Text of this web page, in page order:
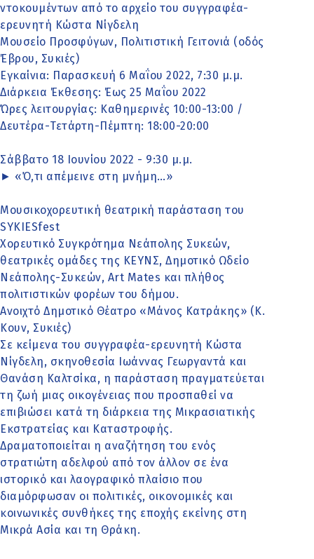
ντοκουμέντων από το αρχείο του συγγραφέα-
ερευνητή Κώστα Νίγδελη
Μουσείο Προσφύγων, Πολιτιστική Γειτονιά (οδός
Έβρου, Συκιές)
Εγκαίνια: Παρασκευή 6 Μαΐου 2022, 7:30 μ.μ.
Διάρκεια Έκθεσης: Έως 25 Μαΐου 2022
Ώρες λειτουργίας: Καθημερινές 10:00-13:00 /
Δευτέρα-Τετάρτη-Πέμπτη: 18:00-20:00
Σάββατο 18 Ιουνίου 2022 - 9:30 μ.μ.
► «Ό,τι απέμεινε στη μνήμη…»
Μουσικοχορευτική θεατρική παράσταση του
SYKIESfest
Χορευτικό Συγκρότημα Νεάπολης Συκεών,
θεατρικές ομάδες της ΚΕΥΝΣ, Δημοτικό Ωδείο
Νεάπολης-Συκεών, Art Mates και πλήθος
πολιτιστικών φορέων του δήμου.
Ανοιχτό Δημοτικό Θέατρο «Μάνος Κατράκης» (Κ.
Κουν, Συκιές)
Σε κείμενα του συγγραφέα-ερευνητή Κώστα
Νίγδελη, σκηνοθεσία Ιωάννας Γεωργαντά και
Θανάση Καλτσίκα, η παράσταση πραγματεύεται
τη ζωή μιας οικογένειας που προσπαθεί να
επιβιώσει κατά τη διάρκεια της Μικρασιατικής
Εκστρατείας και Καταστροφής.
Δραματοποιείται η αναζήτηση του ενός
στρατιώτη αδελφού από τον άλλον σε ένα
ιστορικό και λαογραφικό πλαίσιο που
διαμόρφωσαν οι πολιτικές, οικονομικές και
κοινωνικές συνθήκες της εποχής εκείνης στη
Μικρά Ασία και τη Θράκη.